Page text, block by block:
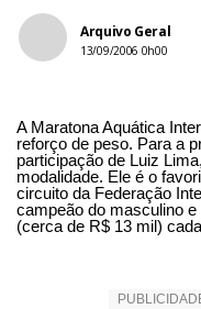
Arquivo Geral
13/09/2006 0h00
A Maratona Aquática
reforço de peso. Para a
participação de Luiz
modalidade. Ele é o
circuito da Federação
campeão do masculino
(cerca de R$ 13 mil)